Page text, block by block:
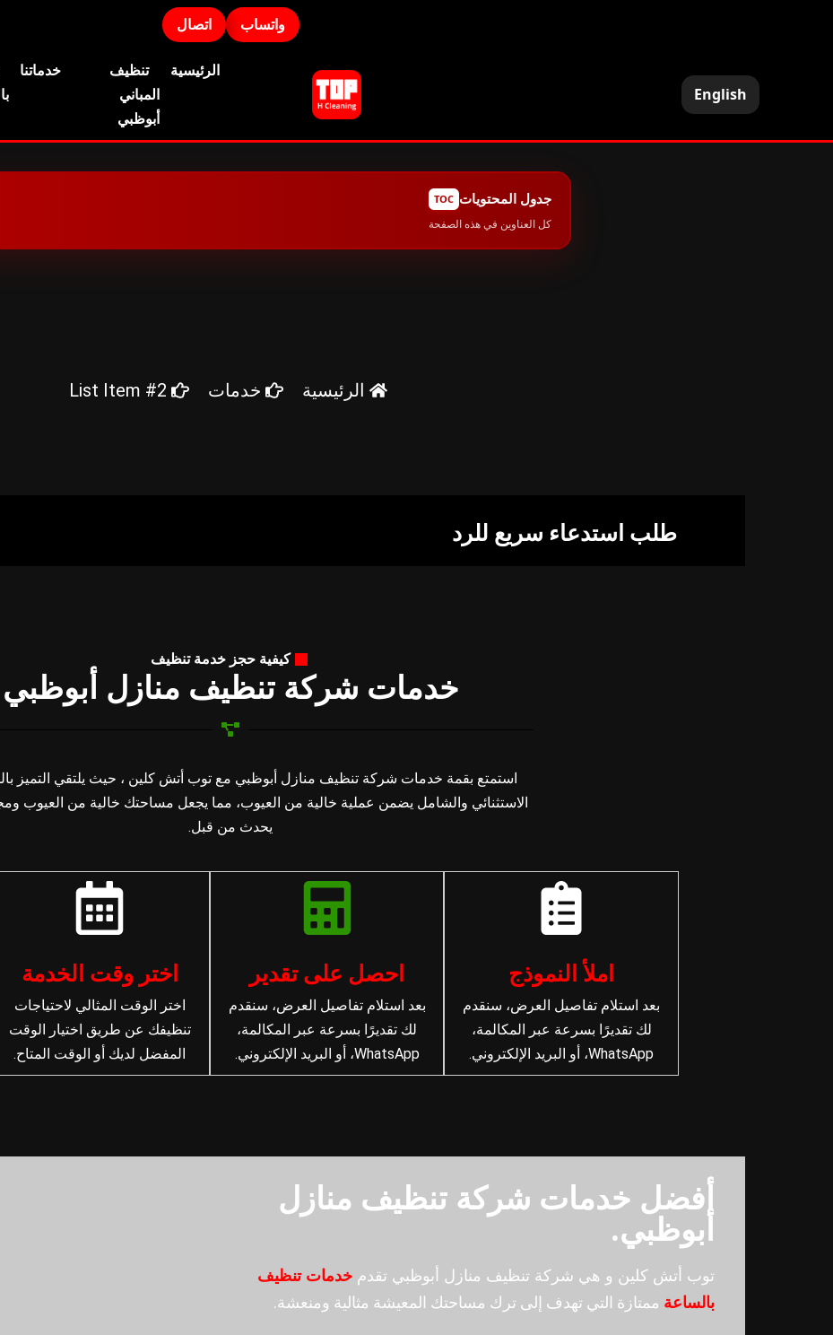
واتساب اتصال
English
الرئيسية
تنظيف
المباني
أبوظبي
خدماتنا
جدول المحتويات TOC
كل العناوين في هذه الصفحة
الرئيسية خدمات List Item #2
طلب استدعاء سريع للرد
كيفية حجز خدمة تنظيف
خدمات شركة تنظيف منازل أبوظبي
استمتع بقمة خدمات شركة تنظيف منازل أبوظبي مع توب أتش كلين ، حيث يلتقي التميز
الاستثنائي والشامل يضمن عملية خالية من العيوب، مما يجعل مساحتك خالية من العيوب
يحدث من قبل.
املأ النموذج
بعد استلام تفاصيل العرض، سنقدم
لك تقديرًا بسرعة عبر المكالمة،
WhatsApp، أو البريد الإلكتروني.
احصل على تقدير
بعد استلام تفاصيل العرض، سنقدم
لك تقديرًا بسرعة عبر المكالمة،
WhatsApp، أو البريد الإلكتروني.
اختر وقت الخدمة
اختر الوقت المثالي لاحتياجات
تنظيفك عن طريق اختيار الوقت
المفضل لديك أو الوقت المتاح.
أفضل خدمات شركة تنظيف منازل
أبوظبي.
توب أتش كلين و هي شركة تنظيف منازل أبوظبي تقدم خدمات تنظيف
بالساعة ممتازة التي تهدف إلى ترك مساحتك المعيشة مثالية ومنعشة.